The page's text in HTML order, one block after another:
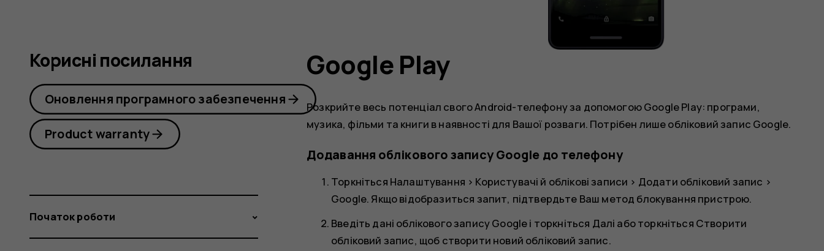
Google Play
Розкрийте весь потенціал свого Android-телефону за допомогою Google Play: програми,
музика, фільми та книги в наявності для Вашої розваги. Потрібен лише обліковий запис Google.
Додавання облікового запису Google до телефону
Торкніться Налаштування > Користувачі й облікові записи > Додати обліковий запис >
Google. Якщо відобразиться запит, підтвердьте Ваш метод блокування пристрою.
Введіть дані облікового запису Google і торкніться Далі або торкніться Створити
обліковий запис, щоб створити новий обліковий запис.
Корисні посилання
Оновлення програмного забезпечення
Product warranty
Початок роботи